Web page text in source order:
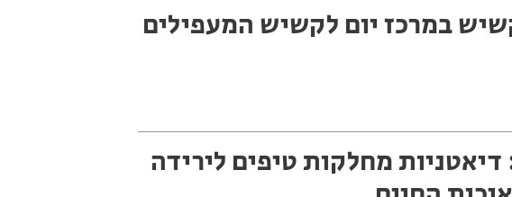
במרכז יום לקשיש המעפילים
מחלקות טיפים לירידה